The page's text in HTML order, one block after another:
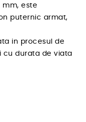
mm, este
puternic armat,
in procesul de
cu durata de viata